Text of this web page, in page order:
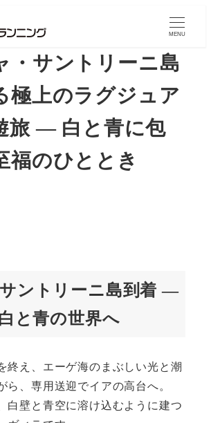
MENU
・サントリーニ島
極上のラグジュア
旅 — 白と青に包
福のひととき
ントリーニ島到着 —
と青の世界へ
終え、エーゲ海のまぶしい光と潮
ら、専用送迎でイアの高台へ。
白壁と青空に溶け込むように建つ